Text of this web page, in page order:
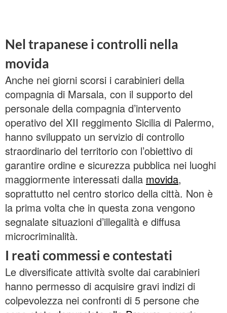
Nel trapanese i controlli nella
movida
Anche nei giorni scorsi i carabinieri della
compagnia di Marsala, con il supporto del
personale della compagnia d’intervento
operativo del XII reggimento Sicilia di Palermo,
hanno sviluppato un servizio di controllo
straordinario del territorio con l’obiettivo di
garantire ordine e sicurezza pubblica nei luoghi
maggiormente interessati dalla movida,
soprattutto nel centro storico della città. Non è
la prima volta che in questa zona vengono
segnalate situazioni d’illegalità e diffusa
microcriminalità.
I reati commessi e contestati
Le diversificate attività svolte dai carabinieri
hanno permesso di acquisire gravi indizi di
colpevolezza nei confronti di 5 persone che